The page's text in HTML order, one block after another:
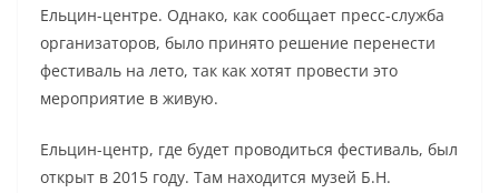
Ельцин-центре. Однако, как сообщает пресс-служба
организаторов, было принято решение перенести
фестиваль на лето, так как хотят провести это
мероприятие в живую.
Ельцин-центр, где будет проводиться фестиваль, был
открыт в 2015 году. Там находится музей Б.Н.